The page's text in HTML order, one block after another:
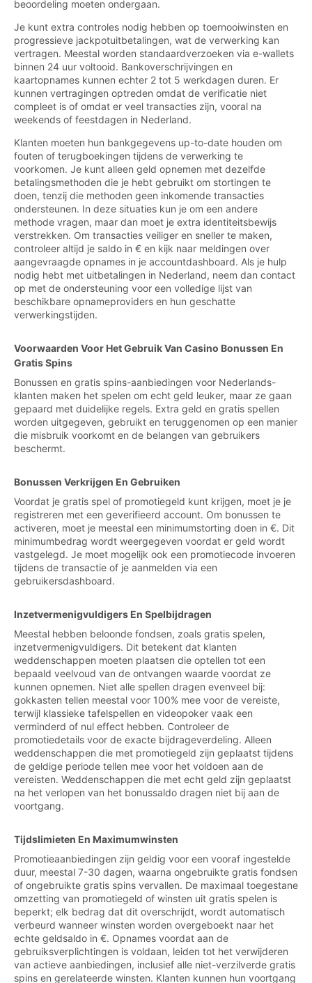
beoordeling moeten ondergaan.
Je kunt extra controles nodig hebben op toernooiwinsten en
progressieve jackpotuitbetalingen, wat de verwerking kan
vertragen. Meestal worden standaardverzoeken via e-wallets
binnen 24 uur voltooid. Bankoverschrijvingen en
kaartopnames kunnen echter 2 tot 5 werkdagen duren. Er
kunnen vertragingen optreden omdat de verificatie niet
compleet is of omdat er veel transacties zijn, vooral na
weekends of feestdagen in Nederland.
Klanten moeten hun bankgegevens up-to-date houden om
fouten of terugboekingen tijdens de verwerking te
voorkomen. Je kunt alleen geld opnemen met dezelfde
betalingsmethoden die je hebt gebruikt om stortingen te
doen, tenzij die methoden geen inkomende transacties
ondersteunen. In deze situaties kun je om een andere
methode vragen, maar dan moet je extra identiteitsbewijs
verstrekken. Om transacties veiliger en sneller te maken,
controleer altijd je saldo in € en kijk naar meldingen over
aangevraagde opnames in je accountdashboard. Als je hulp
nodig hebt met uitbetalingen in Nederland, neem dan contact
op met de ondersteuning voor een volledige lijst van
beschikbare opnameproviders en hun geschatte
verwerkingstijden.
Voorwaarden Voor Het Gebruik Van Casino Bonussen En
Gratis Spins
Bonussen en gratis spins-aanbiedingen voor Nederlands-
klanten maken het spelen om echt geld leuker, maar ze gaan
gepaard met duidelijke regels. Extra geld en gratis spellen
worden uitgegeven, gebruikt en teruggenomen op een manier
die misbruik voorkomt en de belangen van gebruikers
beschermt.
Bonussen Verkrijgen En Gebruiken
Voordat je gratis spel of promotiegeld kunt krijgen, moet je je
registreren met een geverifieerd account. Om bonussen te
activeren, moet je meestal een minimumstorting doen in €. Dit
minimumbedrag wordt weergegeven voordat er geld wordt
vastgelegd. Je moet mogelijk ook een promotiecode invoeren
tijdens de transactie of je aanmelden via een
gebruikersdashboard.
Inzetvermenigvuldigers En Spelbijdragen
Meestal hebben beloonde fondsen, zoals gratis spelen,
inzetvermenigvuldigers. Dit betekent dat klanten
weddenschappen moeten plaatsen die optellen tot een
bepaald veelvoud van de ontvangen waarde voordat ze
kunnen opnemen. Niet alle spellen dragen evenveel bij:
gokkasten tellen meestal voor 100% mee voor de vereiste,
terwijl klassieke tafelspellen en videopoker vaak een
verminderd of nul effect hebben. Controleer de
promotiedetails voor de exacte bijdrageverdeling. Alleen
weddenschappen die met promotiegeld zijn geplaatst tijdens
de geldige periode tellen mee voor het voldoen aan de
vereisten. Weddenschappen die met echt geld zijn geplaatst
na het verlopen van het bonussaldo dragen niet bij aan de
voortgang.
Tijdslimieten En Maximumwinsten
Promotieaanbiedingen zijn geldig voor een vooraf ingestelde
duur, meestal 7-30 dagen, waarna ongebruikte gratis fondsen
of ongebruikte gratis spins vervallen. De maximaal toegestane
omzetting van promotiegeld of winsten uit gratis spelen is
beperkt; elk bedrag dat dit overschrijdt, wordt automatisch
verbeurd wanneer winsten worden overgeboekt naar het
echte geldsaldo in €. Opnames voordat aan de
gebruiksverplichtingen is voldaan, leiden tot het verwijderen
van actieve aanbiedingen, inclusief alle niet-verzilverde gratis
spins en gerelateerde winsten. Klanten kunnen hun voortgang